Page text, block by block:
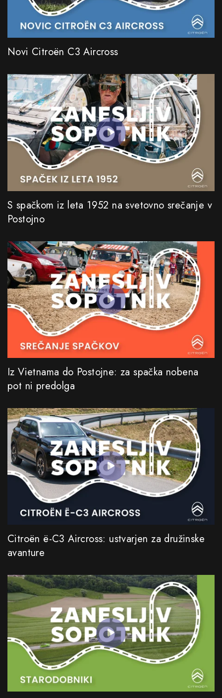
Novi Citroën C3 Aircross
S spačkom iz leta 1952 na svetovno srečanje v
Postojno
Iz Vietnama do Postojne: za spačka nobena
pot ni predolga
Citroën ë-C3 Aircross: ustvarjen za družinske
avanture